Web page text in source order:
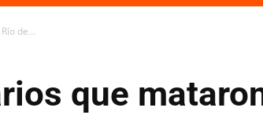
de...
que